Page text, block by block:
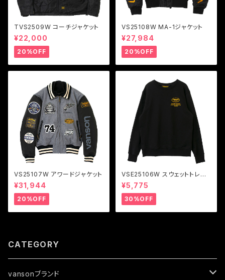
TVS2509W コーチジャケット
¥22,000
20%OFF
VS25108W MA-1ジャケット
¥27,984
20%OFF
VS25107W アワードジャケット
¥31,944
20%OFF
VSE25106W スウェットトレー
ナー
¥5,775
30%OFF
CATEGORY
vansonブランド